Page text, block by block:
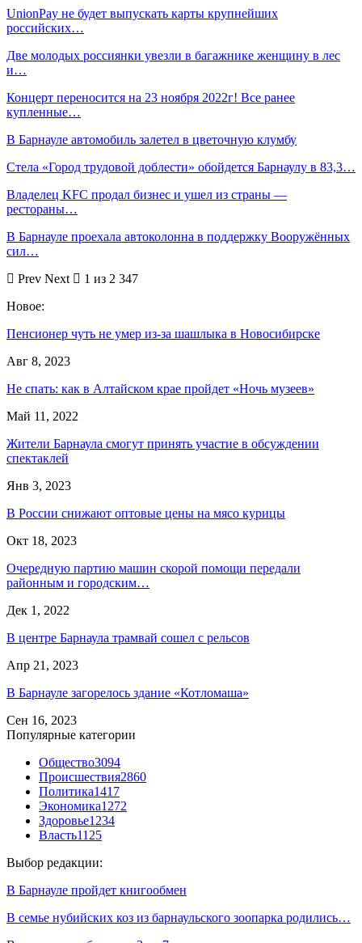
UnionPay не будет выпускать карты крупнейших
российских…
Две молодых россиянки увезли в багажнике женщину в лес
и…
Концерт переносится на 23 ноября 2022г! Все ранее
купленные…
В Барнауле автомобиль залетел в цветочную клумбу
Стела «Город трудовой доблести» обойдется Барнаулу в 83,3…
Владелец KFC продал бизнес и ушел из страны —
рестораны…
В Барнауле проехала автоколонна в поддержку Вооружённых
сил…
Prev Next
1 из 2 347
Новое:
Пенсионер чуть не умер из-за шашлыка в Новосибирске
Авг 8, 2023
Не спать: как в Алтайском крае пройдет «Ночь музеев»
Май 11, 2022
Жители Барнаула смогут принять участие в обсуждении
спектаклей
Янв 3, 2023
В России снижают оптовые цены на мясо курицы
Окт 18, 2023
Очередную партию машин скорой помощи передали
районным и городским…
Дек 1, 2022
В центре Барнаула трамвай сошел с рельсов
Апр 21, 2023
В Барнауле загорелось здание «Котломаша»
Сен 16, 2023
Популярные категории
Общество3094
Происшествия2860
Политика1417
Экономика1272
Здоровье1234
Власть1125
Выбор редакции:
В Барнауле пройдет книгообмен
В семье нубийских коз из барнаульского зоопарка родились…